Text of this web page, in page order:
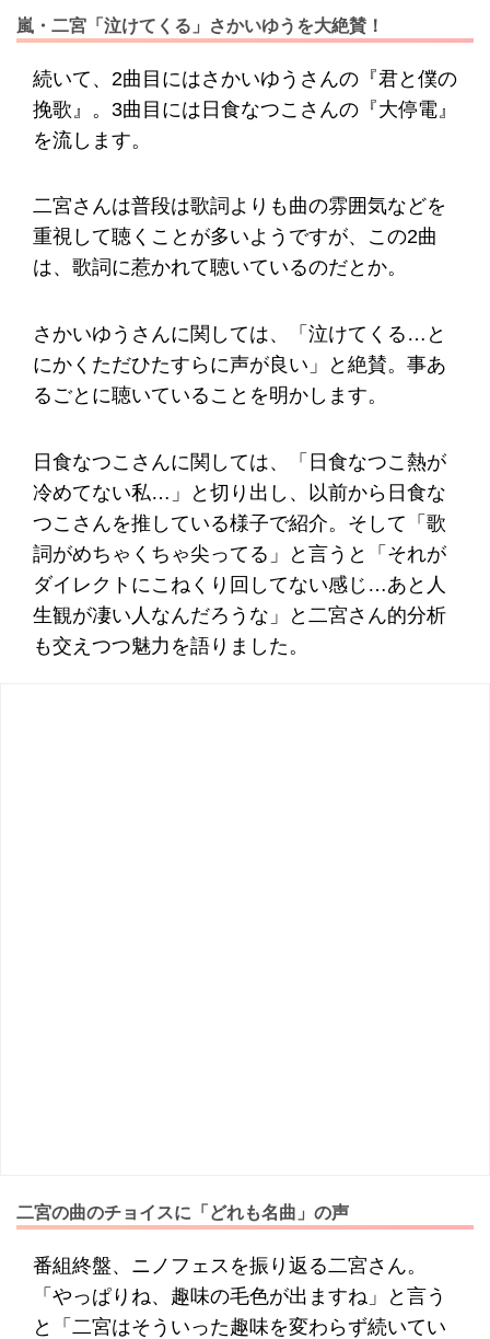
嵐・二宮「泣けてくる」さかいゆうを大絶賛！
続いて、2曲目にはさかいゆうさんの『君と僕の
挽歌』。3曲目には日食なつこさんの『大停電』
を流します。
二宮さんは普段は歌詞よりも曲の雰囲気などを
重視して聴くことが多いようですが、この2曲
は、歌詞に惹かれて聴いているのだとか。
さかいゆうさんに関しては、「泣けてくる…と
にかくただひたすらに声が良い」と絶賛。事あ
るごとに聴いていることを明かします。
日食なつこさんに関しては、「日食なつこ熱が
冷めてない私…」と切り出し、以前から日食な
つこさんを推している様子で紹介。そして「歌
詞がめちゃくちゃ尖ってる」と言うと「それが
ダイレクトにこねくり回してない感じ…あと人
生観が凄い人なんだろうな」と二宮さん的分析
も交えつつ魅力を語りました。
二宮の曲のチョイスに「どれも名曲」の声
番組終盤、ニノフェスを振り返る二宮さん。
「やっぱりね、趣味の毛色が出ますね」と言う
と「二宮はそういった趣味を変わらず続いてい